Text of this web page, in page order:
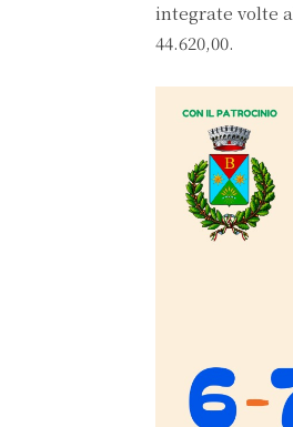
integrate volte
44.620,00.